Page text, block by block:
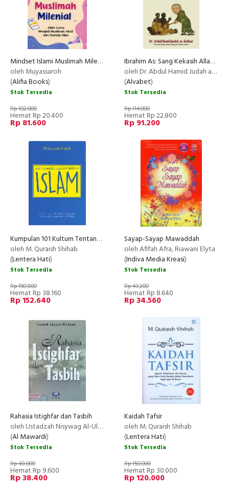
Mindset Islami Muslimah Milenial NEW
oleh Muyassaroh
(Alifia Books)
Stok Tersedia
Rp 102.000
Hemat Rp 20.400
Rp 81.600
Ibrahim As: Sang Kekasih Allah dan Bapak Para Nabi
oleh Dr. Abdul Hamid Judah as-Sahhar
(Alvabet)
Stok Tersedia
Rp 114.000
Hemat Rp 22.800
Rp 91.200
Kumpulan 101 Kultum Tentang Islam
oleh M. Quraish Shihab
(Lentera Hati)
Stok Tersedia
Rp 190.800
Hemat Rp 38.160
Rp 152.640
Sayap-Sayap Mawaddah
oleh Afifah Afra, Riawani Elyta
(Indiva Media Kreasi)
Stok Tersedia
Rp 43.200
Hemat Rp 8.640
Rp 34.560
Rahasia Istighfar dan Tasbih
oleh Ustadzah Nisywag Al-Ulwani
(Al Mawardi)
Stok Tersedia
Rp 48.000
Hemat Rp 9.600
Rp 38.400
Kaidah Tafsir
oleh M. Quraish Shihab
(Lentera Hati)
Stok Tersedia
Rp 150.000
Hemat Rp 30.000
Rp 120.000